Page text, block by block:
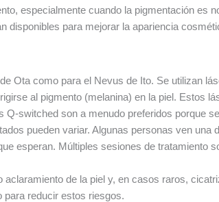
especialmente cuando la pigmentación es
disponibles para mejorar la apariencia
Ota como para el Nevus de Ito. Se utilizan
al pigmento (melanina) en la piel. Estos
switched son a menudo preferidos porque
pueden variar. Algunas personas ven una
esperan. Múltiples sesiones de tratamiento
de la piel y, en casos raros,
para reducir estos riesgos.